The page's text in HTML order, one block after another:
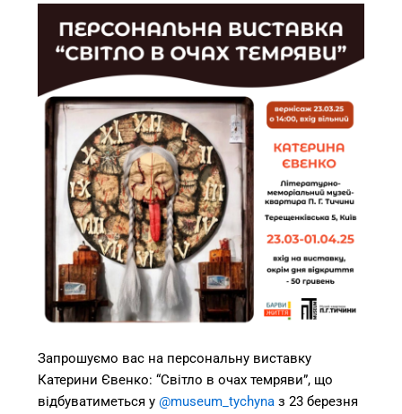
Запрошуємо вас на персональну виставку
Катерини Євенко: “Світло в очах темряви”, що
відбуватиметься у@museum_tychyna з 23 березня